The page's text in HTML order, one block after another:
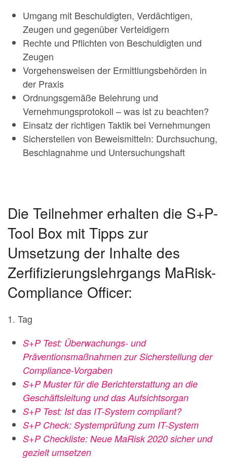
Umgang mit Beschuldigten, Verdächtigen,
Zeugen und gegenüber Verteidigern
Rechte und Pflichten von Beschuldigten und
Zeugen
Vorgehensweisen der Ermittlungsbehörden in
der Praxis
Ordnungsgemäße Belehrung und
Vernehmungsprotokoll – was ist zu beachten?
Einsatz der richtigen Taktik bei Vernehmungen
Sicherstellen von Beweismitteln: Durchsuchung,
Beschlagnahme und Untersuchungshaft
Die Teilnehmer erhalten die S+P-
Tool Box mit Tipps zur
Umsetzung der Inhalte des
Zerfifizierungslehrgangs MaRisk-
Compliance Officer:
1. Tag
S+P Test: Überwachungs- und
Präventionsmaßnahmen zur Sicherstellung der
Compliance-Vorgaben
S+P Muster für die Berichterstattung an die
Geschäftsleitung und das Aufsichtsorgan
S+P Test: Ist das IT-System compliant?
S+P Check: Systemprüfung zum IT-System
S+P Checkliste: Neue MaRisk 2020 sicher und
gezielt umsetzen